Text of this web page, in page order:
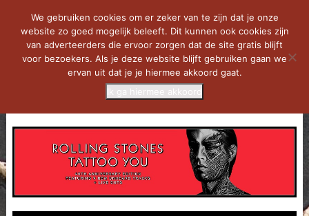
We gebruiken cookies om er zeker van te zijn dat je onze
website zo goed mogelijk beleeft. Dit kunnen ook cookies zijn
van adverteerders die ervoor zorgen dat de site gratis blijft
voor bezoekers. Als je deze website blijft gebruiken gaan we
ervan uit dat je je hiermee akkoord gaat.
Ik ga hiermee akkoord